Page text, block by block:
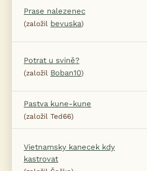
Prase nalezenec
(založil bevuska)
Potrat u svině?
(založil Boban10)
Pastva kune-kune
(založil Ted66)
Vietnamsky kanecek kdy
kastrovat